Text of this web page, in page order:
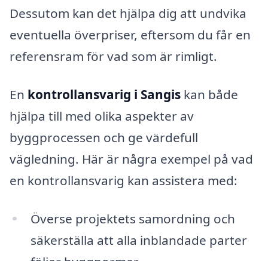
Dessutom kan det hjälpa dig att undvika
eventuella överpriser, eftersom du får en
referensram för vad som är rimligt.
En kontrollansvarig i Sangis kan både
hjälpa till med olika aspekter av
byggprocessen och ge värdefull
vägledning. Här är några exempel på vad
en kontrollansvarig kan assistera med:
Överse projektets samordning och
säkerställa att alla inblandade parter